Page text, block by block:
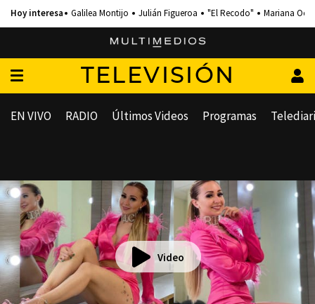
Galilea Montijo Julián Figueroa "El Recodo" Mariana
TELEVISIÓN
EN VIVO RADIO Últimos Videos Programas
Video